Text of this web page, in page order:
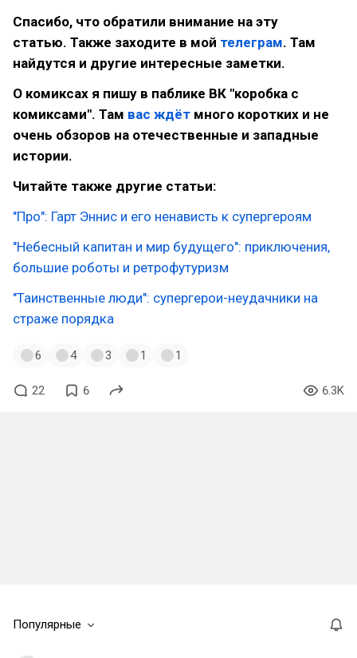
Спасибо, что обратили внимание на эту
статью. Также заходите в мой телеграм. Там
найдутся и другие интересные заметки.
О комиксах я пишу в паблике ВК "коробка с
комиксами". Там вас ждёт много коротких и не
очень обзоров на отечественные и западные
истории.
Читайте также другие статьи:
"Про": Гарт Эннис и его ненависть к супергероям
"Небесный капитан и мир будущего": приключения,
большие роботы и ретрофутуризм
"Таинственные люди": супергерои-неудачники на
страже порядка
6 4 3 1 1
22 6 6.3K
Популярные